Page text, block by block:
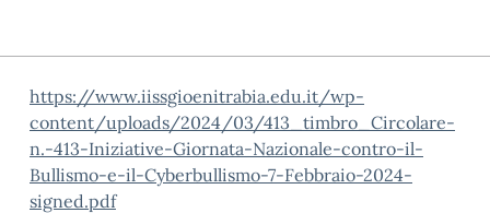
https://www.iissgioenitrabia.edu.it/wp-
content/uploads/2024/03/413_timbro_Circolare-
n.-413-Iniziative-Giornata-Nazionale-contro-il-
Bullismo-e-il-Cyberbullismo-7-Febbraio-2024-
signed.pdf